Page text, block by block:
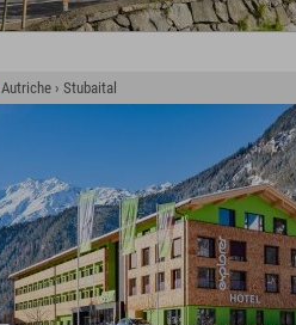
Autriche › Stubaital